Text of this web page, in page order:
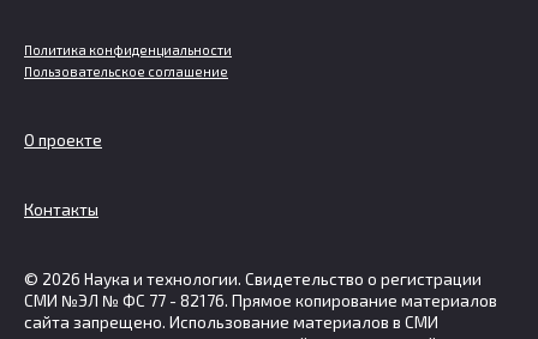
Политика конфиденциальности
Пользовательское соглашение
О проекте
Контакты
© 2026 Наука и технологии. Свидетельство о регистрации
СМИ №ЭЛ № ФС 77 - 82176. Прямое копирование материалов
сайта запрещено. Использование материалов в СМИ